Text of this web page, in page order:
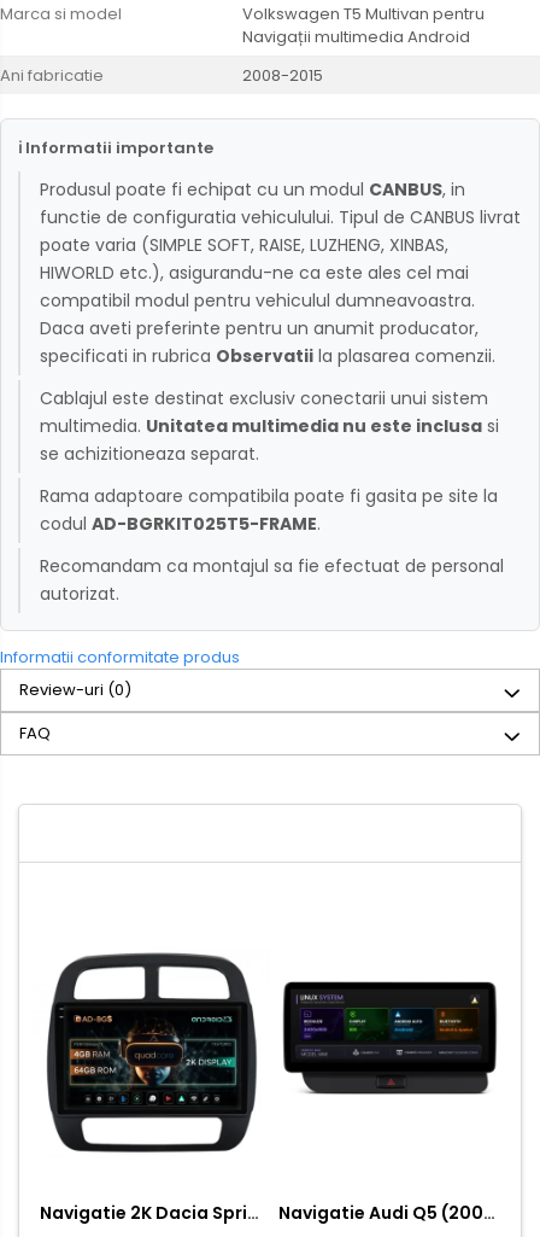
Marca si model
Volkswagen T5 Multivan pentru
Navigații multimedia Android
Ani fabricatie
2008-2015
ℹ Informatii importante
Produsul poate fi echipat cu un modul CANBUS, in
functie de configuratia vehiculului. Tipul de CANBUS livrat
poate varia (SIMPLE SOFT, RAISE, LUZHENG, XINBAS,
HIWORLD etc.), asigurandu-ne ca este ales cel mai
compatibil modul pentru vehiculul dumneavoastra.
Daca aveti preferinte pentru un anumit producator,
specificati in rubrica Observatii la plasarea comenzii.
Cablajul este destinat exclusiv conectarii unui sistem
multimedia. Unitatea multimedia nu este inclusa si
se achizitioneaza separat.
Rama adaptoare compatibila poate fi gasita pe site la
codul AD-BGRKIT025T5-FRAME.
Recomandam ca montajul sa fie efectuat de personal
autorizat.
Informatii conformitate produs
Review-uri (0)
FAQ
Navigatie 2K Dacia Spring (2021- Prezent), Android, S-Quadcore / 4GB RAM + 64GB ROM, 9.5 Inch - AD-BGS90042K+AD-BGRKIT366V4s Navigatie Audi Q5 (2009-2017), Linux OS & OEM, MMI 3G, CarPlay & Android Auto Wireless, MirrorLink, Camera AHD, 12.3 Inch - AD-BGAALNXH+AD-BGRKITQ5002